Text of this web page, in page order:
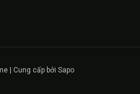
| Cung cấp bởi Sapo